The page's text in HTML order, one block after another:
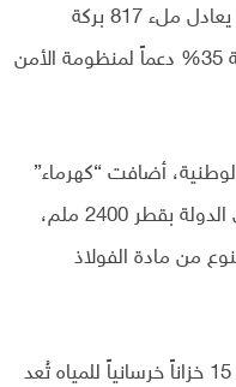
إلى 540 مليون جالون يومياً، وهو ما يعادل ملء 817 بركة
أولمبية، ويحقق فائضاً احتياطياً بنسبة 35% دعماً لمنظومة الأمن
أضافت “كهرماء”
أنها تفخر بامتلاك أكبر أنبوب مياه في الدولة بقطر 2400 ملم،
من مادة الفولاذ
وأكدت المؤسسة أن مرافقها تحتضن 15 خزاناً خرسانياً للمياه تُعد